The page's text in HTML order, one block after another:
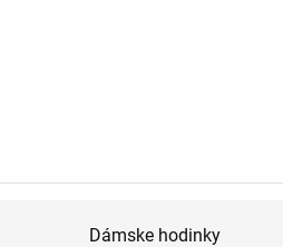
Dámske hodinky